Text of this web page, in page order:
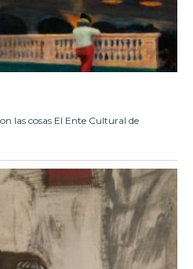
las cosas El Ente Cultural de